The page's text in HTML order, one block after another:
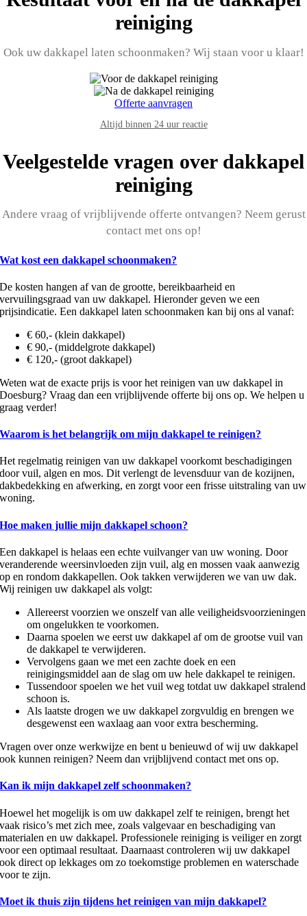
reiniging
Ook uw dakkapel laten schoonmaken? Wij staan voor u klaar!
Offerte aanvragen
Altijd binnen 24 uur reactie
Veelgestelde vragen over dakkapel
reiniging
Andere vraag of vrijblijvende offerte ontvangen? Neem gerust
contact met ons op!
Wat kost een dakkapel schoonmaken?
De kosten hangen af van de grootte, bereikbaarheid en
vervuilingsgraad van uw dakkapel. Hieronder geven we een
prijsindicatie. Een dakkapel laten schoonmaken kan bij ons al vanaf:
€ 60,- (klein dakkapel)
€ 90,- (middelgrote dakkapel)
€ 120,- (groot dakkapel)
Weten wat de exacte prijs is voor het reinigen van uw dakkapel in
Doesburg? Vraag dan een vrijblijvende offerte bij ons op. We helpen u
graag verder!
Waarom is het belangrijk om mijn dakkapel te reinigen?
Het regelmatig reinigen van uw dakkapel voorkomt beschadigingen
door vuil, algen en mos. Dit verlengt de levensduur van de kozijnen,
dakbedekking en afwerking, en zorgt voor een frisse uitstraling van uw
woning.
Hoe maken jullie mijn dakkapel schoon?
Een dakkapel is helaas een echte vuilvanger van uw woning. Door
veranderende weersinvloeden zijn vuil, alg en mossen vaak aanwezig
op en rondom dakkapellen. Ook takken verwijderen we van uw dak.
Wij reinigen uw dakkapel als volgt:
Allereerst voorzien we onszelf van alle veiligheidsvoorzieningen
om ongelukken te voorkomen.
Daarna spoelen we eerst uw dakkapel af om de grootse vuil van
de dakkapel te verwijderen.
Vervolgens gaan we met een zachte doek en een
reinigingsmiddel aan de slag om uw hele dakkapel te reinigen.
Tussendoor spoelen we het vuil weg totdat uw dakkapel stralend
schoon is.
Als laatste drogen we uw dakkapel zorgvuldig en brengen we
desgewenst een waxlaag aan voor extra bescherming.
Vragen over onze werkwijze en bent u benieuwd of wij uw dakkapel
ook kunnen reinigen? Neem dan vrijblijvend contact met ons op.
Kan ik mijn dakkapel zelf schoonmaken?
Hoewel het mogelijk is om uw dakkapel zelf te reinigen, brengt het
vaak risico’s met zich mee, zoals valgevaar en beschadiging van
materialen en uw dakkapel. Professionele reiniging is veiliger en zorgt
voor een optimaal resultaat. Daarnaast controleren wij uw dakkapel
ook direct op lekkages om zo toekomstige problemen en waterschade
voor te zijn.
Moet ik thuis zijn tijdens het reinigen van mijn dakkapel?